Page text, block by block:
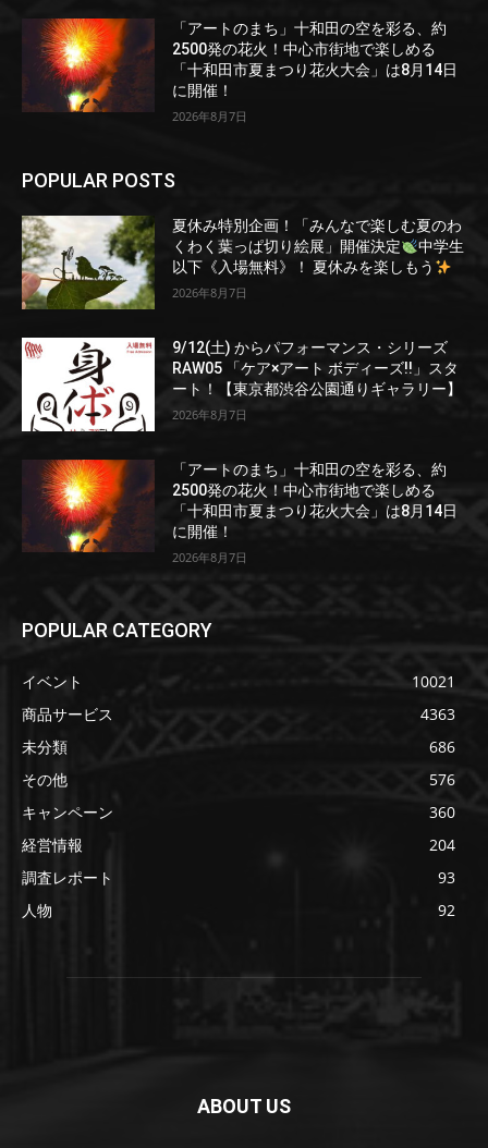
「アートのまち」十和田の空を彩る、約
2500発の花火！中心市街地で楽しめる
「十和田市夏まつり花火大会」は8月14日
に開催！
2026年8月7日
POPULAR POSTS
夏休み特別企画！「みんなで楽しむ夏のわ
くわく葉っぱ切り絵展」開催決定
中学生
以下《入場無料》！ 夏休みを楽しもう
2026年8月7日
9/12(土) からパフォーマンス・シリーズ
RAW05 「ケア×アート ボディーズ!!」スタ
ート！【東京都渋谷公園通りギャラリー】
2026年8月7日
「アートのまち」十和田の空を彩る、約
2500発の花火！中心市街地で楽しめる
「十和田市夏まつり花火大会」は8月14日
に開催！
2026年8月7日
POPULAR CATEGORY
イベント
10021
商品サービス
4363
未分類
686
その他
576
キャンペーン
360
経営情報
204
調査レポート
93
人物
92
ABOUT US